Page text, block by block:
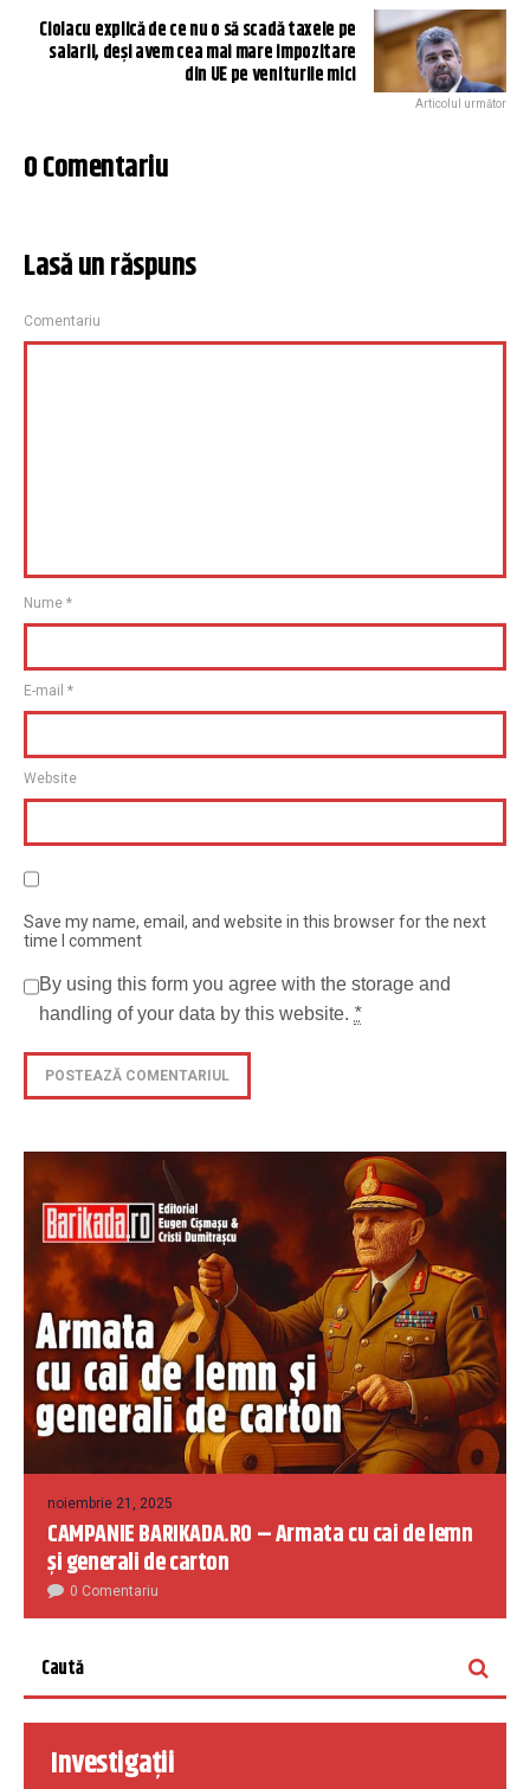
Ciolacu explică de ce nu o să scadă taxele pe
salarii, deși avem cea mai mare impozitare
din UE pe veniturile mici
Articolul următor
0 Comentariu
Lasă un răspuns
Comentariu
Nume *
E-mail *
Website
Save my name, email, and website in this browser for the next
time I comment
By using this form you agree with the storage and
handling of your data by this website. *
noiembrie 21, 2025
CAMPANIE BARIKADA.RO – Armata cu cai de lemn
și generali de carton
0 Comentariu
Investigații